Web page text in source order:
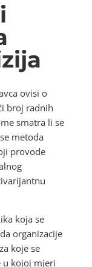
ovisi o
broj radnih
smatra li se
metoda
provode
koja se
organizacije
koje se
u kojoj mjeri